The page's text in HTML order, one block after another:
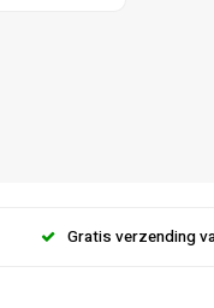
Gratis verzending